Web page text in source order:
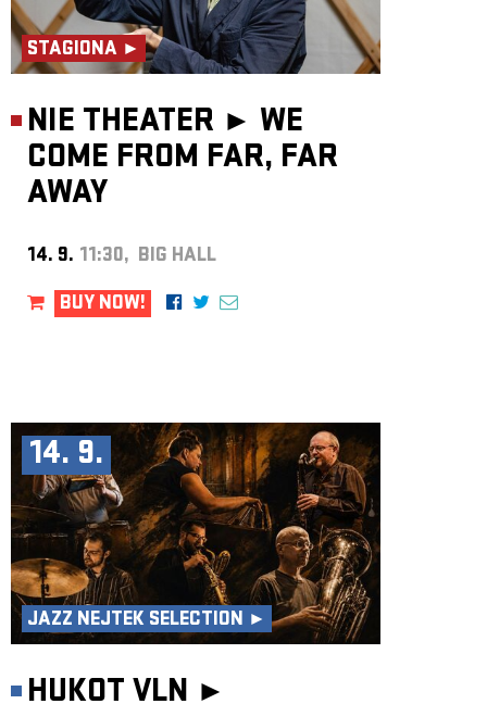
STAGIONA ►
NIE THEATER ► WE
COME FROM FAR, FAR
AWAY
14. 9. 11:30, BIG HALL
BUY NOW!
14. 9.
JAZZ NEJTEK SELECTION ►
HUKOT VLN ►